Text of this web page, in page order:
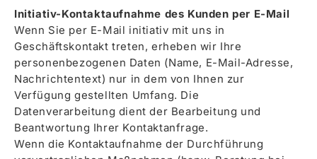
Initiativ-Kontaktaufnahme des Kunden per E-Mail
Wenn Sie per E-Mail initiativ mit uns in
Geschäftskontakt treten, erheben wir Ihre
personenbezogenen Daten (Name, E-Mail-Adresse,
Nachrichtentext) nur in dem von Ihnen zur
Verfügung gestellten Umfang. Die
Datenverarbeitung dient der Bearbeitung und
Beantwortung Ihrer Kontaktanfrage.
Wenn die Kontaktaufnahme der Durchführung